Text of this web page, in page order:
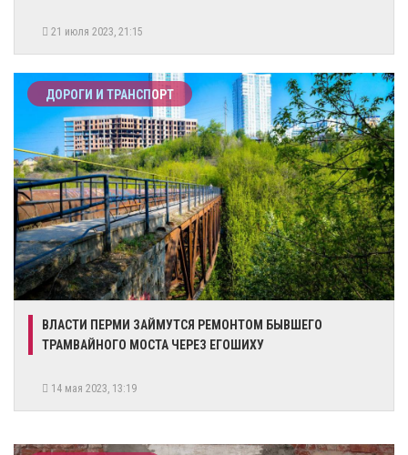
21 июля 2023, 21:15
ДОРОГИ И ТРАНСПОРТ
ВЛАСТИ ПЕРМИ ЗАЙМУТСЯ РЕМОНТОМ БЫВШЕГО
ТРАМВАЙНОГО МОСТА ЧЕРЕЗ ЕГОШИХУ
14 мая 2023, 13:19